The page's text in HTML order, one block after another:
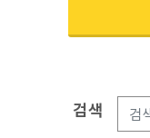
검색옵션
검색